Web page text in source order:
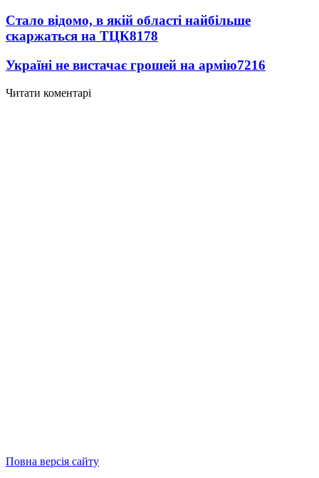
Стало відомо, в якій області найбільше
скаржаться на ТЦК8178
Україні не вистачає грошей на армію7216
Читати коментарі
Повна версія сайту